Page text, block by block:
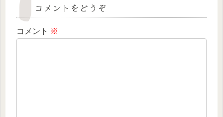
コメントをどうぞ
コメント ※